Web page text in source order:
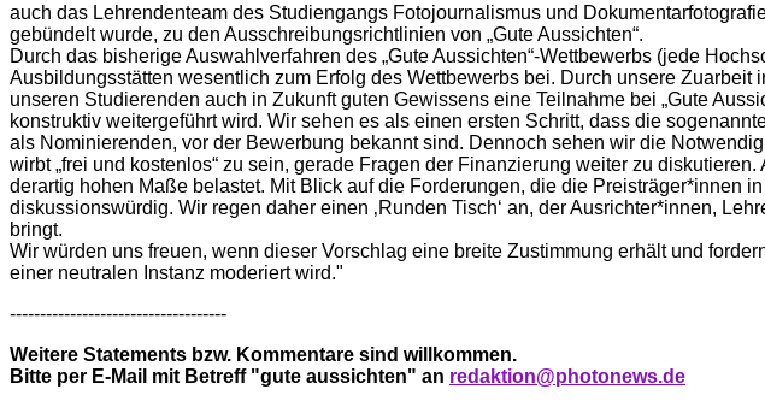
auch das Lehrendenteam des Studiengangs Fotojournalismus und
gebündelt wurde, zu den Ausschreibungsrichtlinien von „Gute Aussichten“.
Durch das bisherige Auswahlverfahren des „Gute Aussichten“-Wettbewerbs (jede
Ausbildungsstätten wesentlich zum Erfolg des Wettbewerbs bei. Durch unsere
unseren Studierenden auch in Zukunft guten Gewissens eine Teilnahme bei „Gute
konstruktiv weitergeführt wird. Wir sehen es als einen ersten Schritt, dass die
als Nominierenden, vor der Bewerbung bekannt sind. Dennoch sehen wir die
wirbt „frei und kostenlos“ zu sein, gerade Fragen der Finanzierung weiter zu
derartig hohen Maße belastet. Mit Blick auf die Forderungen, die die Preisträger*innen
diskussionswürdig. Wir regen daher einen ‚Runden Tisch‘ an, der Ausrichter*innen,
bringt.
Wir würden uns freuen, wenn dieser Vorschlag eine breite Zustimmung erhält und
einer neutralen Instanz moderiert wird."
------------------------------------
Weitere Statements bzw. Kommentare sind willkommen.
Bitte per E-Mail mit Betreff "gute aussichten" an redaktion@photonews.de